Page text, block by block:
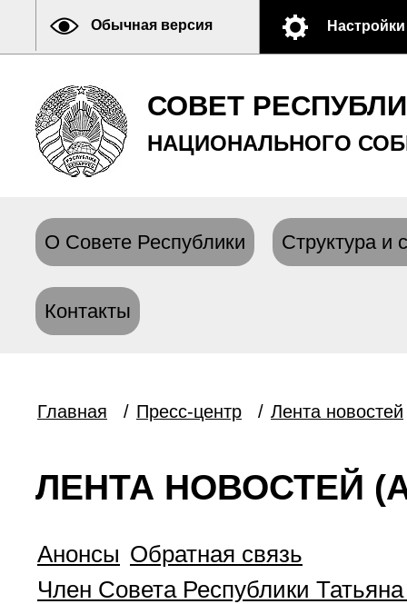
Обычная версия Настройки
СОВЕТ
НАЦИОНАЛЬНОГО
О Совете Республики Структура и
Контакты
Главная / Пресс-центр / Лента новостей
ЛЕНТА НОВОСТЕЙ
Анонсы Обратная связь
Член Совета Республики